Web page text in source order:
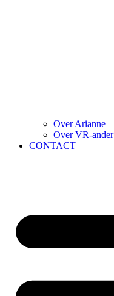
Over Arianne
Over VR-ander
CONTACT